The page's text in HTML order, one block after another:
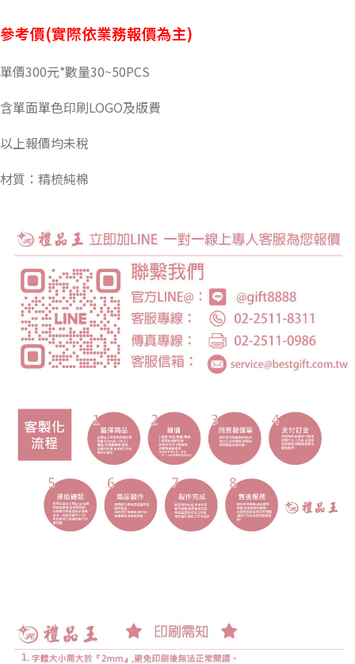
參考價(實際依業務報價為主)
單價300元*數量30~50PCS
含單面單色印刷LOGO及版費
以上報價均未稅
材質：精梳純棉